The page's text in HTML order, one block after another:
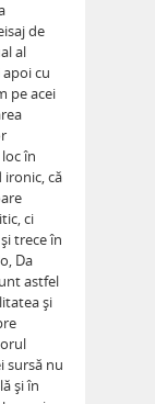
de
al
cu
pe acei
în
ironic, că
ci
trece în
Da
astfel
și
sursă nu
și în